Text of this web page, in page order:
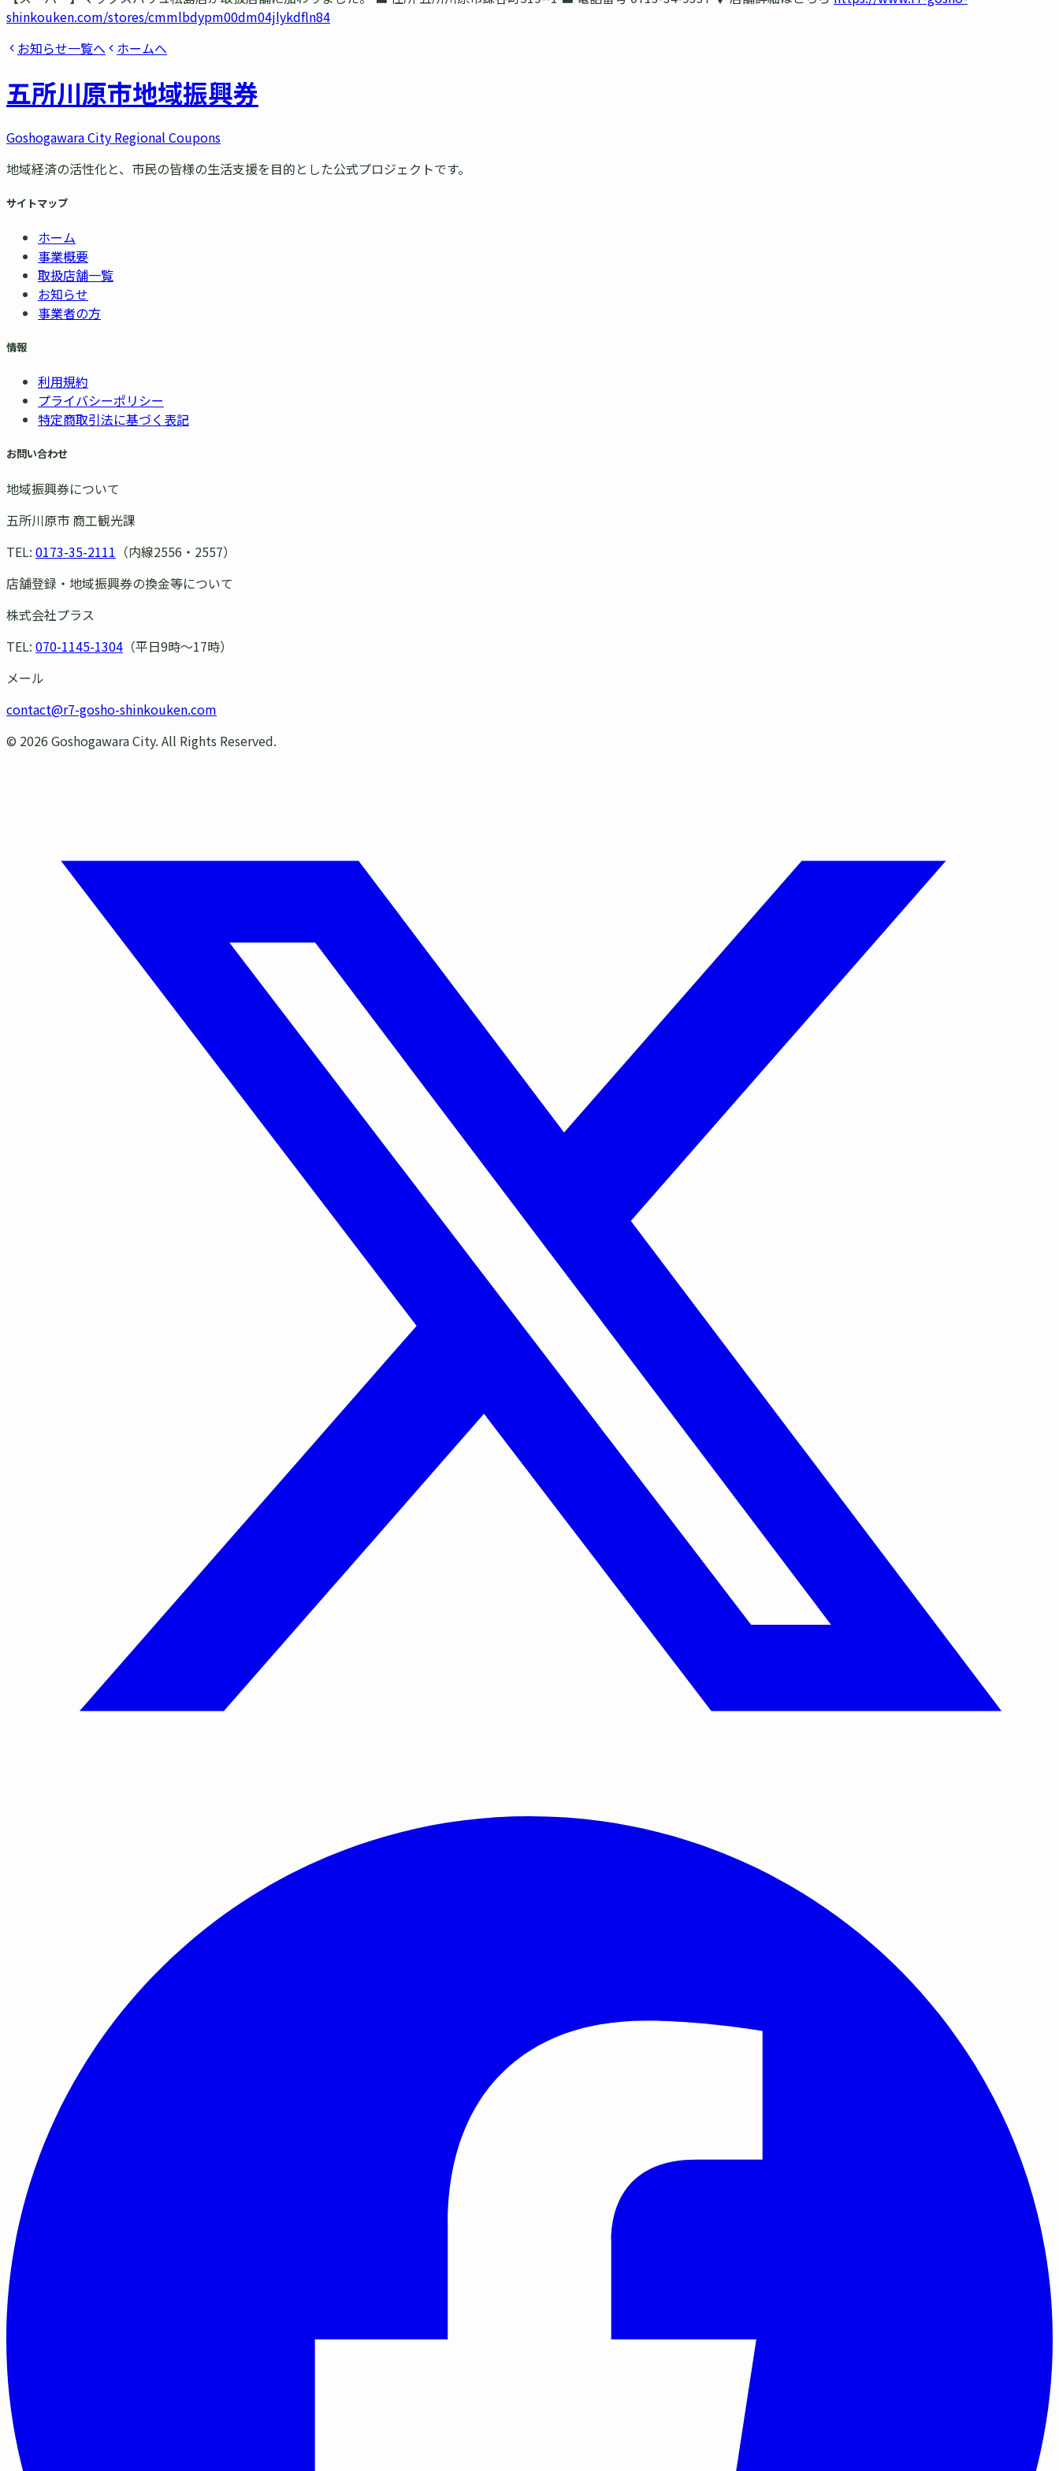
shinkouken.com/stores/cmmlbdypm00dm04jlykdfln84
お知らせ一覧へ
ホームへ
五所川原市地域振興券
Goshogawara City Regional Coupons
地域経済の活性化と、市民の皆様の生活支援を目的とした公式プロジェクトです。
サイトマップ
ホーム
事業概要
取扱店舗一覧
お知らせ
事業者の方
情報
利用規約
プライバシーポリシー
特定商取引法に基づく表記
お問い合わせ
地域振興券について
五所川原市 商工観光課
TEL: 0173-35-2111 （内線2556・2557）
店舗登録・地域振興券の換金等について
株式会社プラス
TEL: 070-1145-1304 （平日9時〜17時）
メール
contact@r7-gosho-shinkouken.com
© 2026 Goshogawara City. All Rights Reserved.